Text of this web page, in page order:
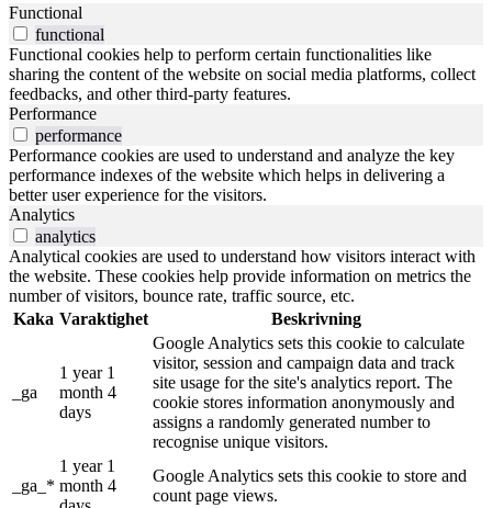
Functional
functional
Functional cookies help to perform certain functionalities like
sharing the content of the website on social media platforms, collect
feedbacks, and other third-party features.
Performance
performance
Performance cookies are used to understand and analyze the key
performance indexes of the website which helps in delivering a
better user experience for the visitors.
Analytics
analytics
Analytical cookies are used to understand how visitors interact with
the website. These cookies help provide information on metrics the
number of visitors, bounce rate, traffic source, etc.
Kaka Varaktighet Beskrivning
_ga
1 year 1
month 4
days
Google Analytics sets this cookie to calculate
visitor, session and campaign data and track
site usage for the site's analytics report. The
cookie stores information anonymously and
assigns a randomly generated number to
recognise unique visitors.
_ga_*
1 year 1
month 4
Google Analytics sets this cookie to store and
count page views.